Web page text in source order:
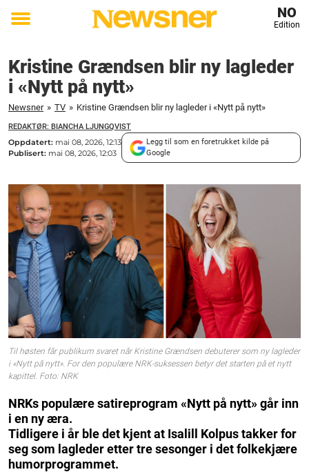
Toggle
NO
Edition
Kristine Grændsen blir ny lagleder
i «Nytt på nytt»
Newsner » TV » Kristine Grændsen blir ny lagleder i «Nytt på nytt»
REDAKTØR: BIANCHA LJUNGQVIST
Oppdatert: mai 08, 2026, 12:13
Publisert: mai 08, 2026, 12:03
Legg til som en foretrukket kilde på
Google
Til høsten får publikum svaret når Kristine Grændsen debuterer som ny lagleder
i «Nytt på nytt». For den populære NRK-suksessen betyr det starten på et nytt
kapittel. Foto: NRK
NRKs populære satireprogram «Nytt på nytt» går inn
i en ny æra.
Tidligere i år ble det kjent at Isalill Kolpus takker for
seg som lagleder etter tre sesonger i det folkekjære
humorprogrammet.